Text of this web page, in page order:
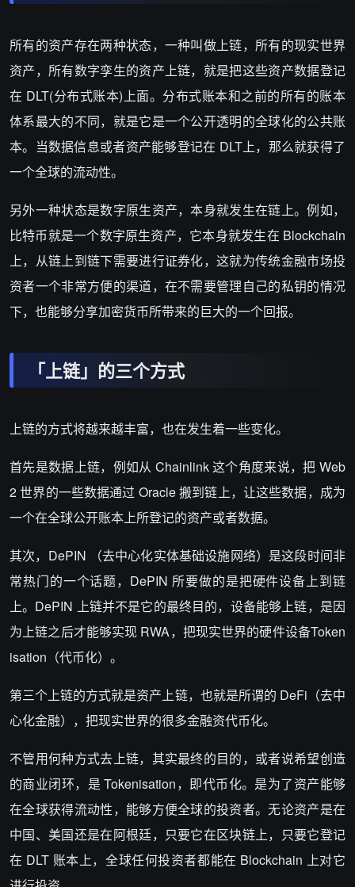
所有的资产存在两种状态，一种叫做上链，所有的现实世界
资产，所有数字孪生的资产上链，就是把这些资产数据登记
在 DLT(分布式账本)上面。分布式账本和之前的所有的账本
体系最大的不同，就是它是一个公开透明的全球化的公共账
本。当数据信息或者资产能够登记在 DLT上，那么就获得了
一个全球的流动性。
另外一种状态是数字原生资产，本身就发生在链上。例如，
比特币就是一个数字原生资产，它本身就发生在 Blockchain
上，从链上到链下需要进行证券化，这就为传统金融市场投
资者一个非常方便的渠道，在不需要管理自己的私钥的情况
下，也能够分享加密货币所带来的巨大的一个回报。
「上链」的三个方式
上链的方式将越来越丰富，也在发生着一些变化。
首先是数据上链，例如从 Chainlink 这个角度来说，把 Web
2 世界的一些数据通过 Oracle 搬到链上，让这些数据，成为
一个在全球公开账本上所登记的资产或者数据。
其次，DePIN （去中心化实体基础设施网络）是这段时间非
常热门的一个话题，DePIN 所要做的是把硬件设备上到链
上。DePIN 上链并不是它的最终目的，设备能够上链，是因
为上链之后才能够实现 RWA，把现实世界的硬件设备Token
isation（代币化）。
第三个上链的方式就是资产上链，也就是所谓的 DeFi（去中
心化金融），把现实世界的很多金融资代币化。
不管用何种方式去上链，其实最终的目的，或者说希望创造
的商业闭环，是 Tokenisation，即代币化。是为了资产能够
在全球获得流动性，能够方便全球的投资者。无论资产是在
中国、美国还是在阿根廷，只要它在区块链上，只要它登记
在 DLT 账本上，全球任何投资者都能在 Blockchain 上对它